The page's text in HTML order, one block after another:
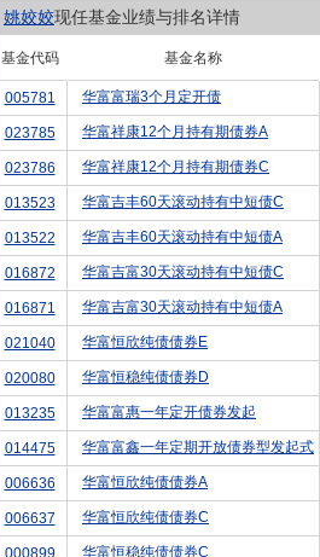
姚姣姣现任基金业绩与排名详情
基金代码 基金名称
005781 华富富瑞3个月定开债
023785 华富祥康12个月持有期债券A
023786 华富祥康12个月持有期债券C
013523 华富吉丰60天滚动持有中短债C
013522 华富吉丰60天滚动持有中短债A
016872 华富吉富30天滚动持有中短债C
016871 华富吉富30天滚动持有中短债A
021040 华富恒欣纯债债券E
020080 华富恒稳纯债债券D
013235 华富富惠一年定开债券发起
014475 华富富鑫一年定期开放债券型发起式
006636 华富恒欣纯债债券A
006637 华富恒欣纯债债券C
000899 华富恒稳纯债债券C